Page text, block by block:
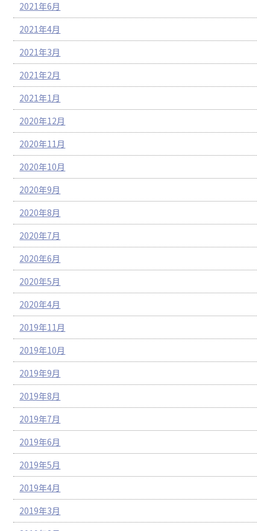
2021年6月
2021年4月
2021年3月
2021年2月
2021年1月
2020年12月
2020年11月
2020年10月
2020年9月
2020年8月
2020年7月
2020年6月
2020年5月
2020年4月
2019年11月
2019年10月
2019年9月
2019年8月
2019年7月
2019年6月
2019年5月
2019年4月
2019年3月